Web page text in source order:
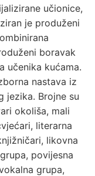
učionice,
je produženi
boravak
učenika kućama.
nastava iz
jezika. Brojne su
okoliša, mali
literarna
likovna
povijesna
grupa,